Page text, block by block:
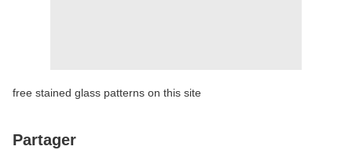
free stained glass patterns on this site
Partager